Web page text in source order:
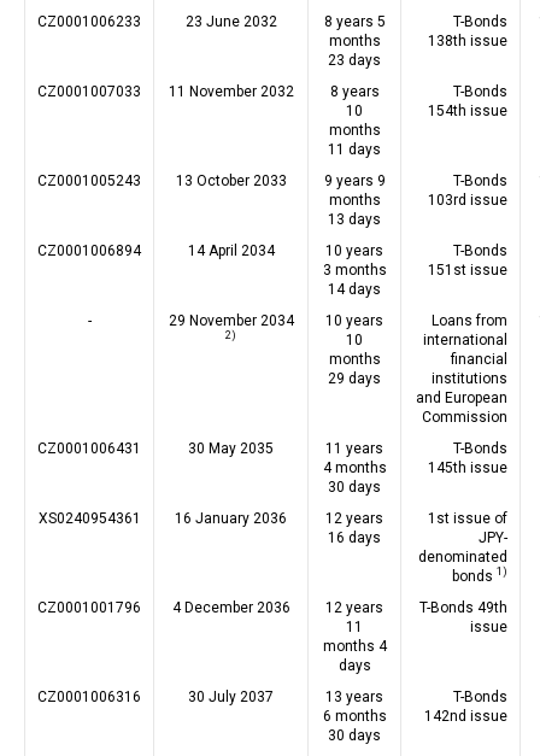
CZ0001006233 23 June 2032
8 years 5
months
23 days
T-Bonds
138th issue
CZ0001007033 11 November 2032
8 years
10
months
11 days
T-Bonds
154th issue
CZ0001005243 13 October 2033
9 years 9
months
13 days
T-Bonds
103rd issue
CZ0001006894 14 April 2034
10 years
3 months
14 days
T-Bonds
151st issue
- 29 November 2034
2)
10 years
10
months
29 days
Loans from
international
financial
institutions
and European
Commission
CZ0001006431 30 May 2035
11 years
4 months
30 days
T-Bonds
145th issue
XS0240954361 16 January 2036
12 years
16 days
1st issue of
JPY-
denominated
bonds 1)
CZ0001001796 4 December 2036
12 years
11
months 4
days
T-Bonds 49th
issue
CZ0001006316 30 July 2037
13 years
6 months
30 days
T-Bonds
142nd issue